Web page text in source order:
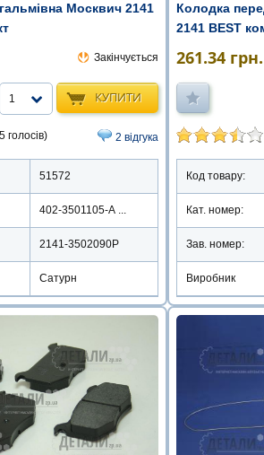
Москвич 2141
Закінчується
КУПИТИ
1
голосів) 2 відгука
51572
402-3501105-А ...
2141-3502090Р
Сатурн
Колодка
2141 BEST
261.34 грн.
Код товару:
Кат. номер:
Зав. номер:
Виробник